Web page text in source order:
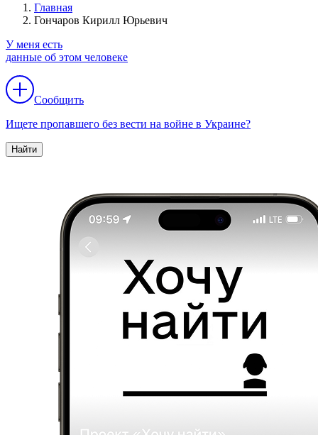
Главная
Гончаров Кирилл Юрьевич
У меня есть
данные об этом человеке
Сообщить
Ищете пропавшего без вести на войне в Украине?
Найти